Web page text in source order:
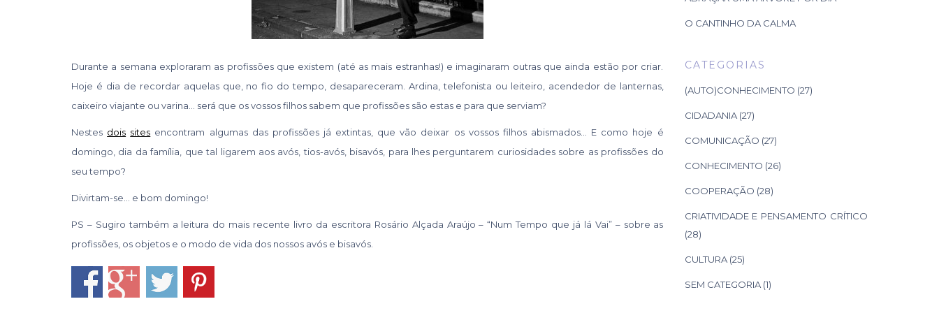
Durante a semana exploraram as profissões que existem (até as mais estranhas!) e imaginaram outras que ainda estão por criar.
Hoje é dia de recordar aquelas que, no fio do tempo, desapareceram. Ardina, telefonista ou leiteiro, acendedor de lanternas,
caixeiro viajante ou varina… será que os vossos filhos sabem que profissões são estas e para que serviam?
Nestes dois sites encontram algumas das profissões já extintas, que vão deixar os vossos filhos abismados… E como hoje é
domingo, dia da família, que tal ligarem aos avós, tios-avós, bisavós, para lhes perguntarem curiosidades sobre as profissões do
seu tempo?
Divirtam-se… e bom domingo!
PS – Sugiro também a leitura do mais recente livro da escritora Rosário Alçada Araújo – “Num Tempo que já lá Vai” – sobre as
profissões, os objetos e o modo de vida dos nossos avós e bisavós.
O CANTINHO DA CALMA
CATEGORIAS
(AUTO)CONHECIMENTO (27)
CIDADANIA(27)
COMUNICAÇÃO (27)
CONHECIMENTO (26)
COOPERAÇÃO (28)
CRIATIVIDADE E PENSAMENTO CRÍTICO
(28)
CULTURA(25)
SEM CATEGORIA(1)